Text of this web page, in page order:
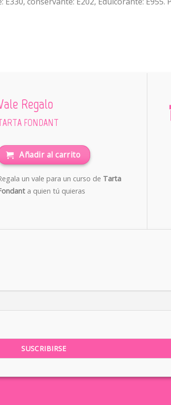
Regalo
FONDANT
Añadir al carrito
un vale para un curso de Tarta
a quien tú quieras